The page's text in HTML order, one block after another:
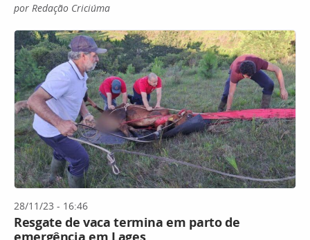
por Redação Criciúma
28/11/23 - 16:46
Resgate de vaca termina em parto de